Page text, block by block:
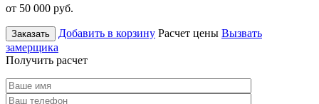
от 50 000 руб.
Заказать Добавить в корзину Расчет цены Вызвать
замерщика
Получить расчет